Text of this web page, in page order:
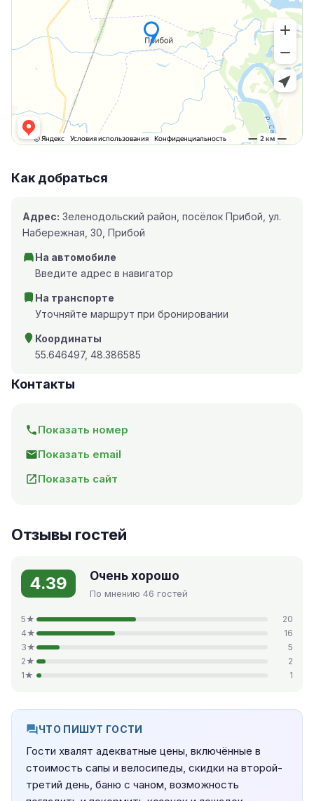
Как добраться
Адрес: Зеленодольский район, посёлок Прибой, ул.
Набережная, 30, Прибой
На автомобиле
Введите адрес в навигатор
На транспорте
Уточняйте маршрут при бронировании
Координаты
55.646497, 48.386585
Контакты
Показать номер
Показать email
Показать сайт
Отзывы гостей
4.39 Очень хорошо
По мнению 46 гостей
5★
20
4★
16
3★
5
2★
2
1★
1
ЧТО ПИШУТ ГОСТИ
Гости хвалят адекватные цены, включённые в
стоимость сапы и велосипеды, скидки на второй-
третий день, баню с чаном, возможность